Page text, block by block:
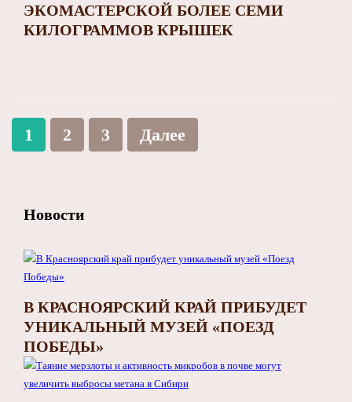
ЭКОМАСТЕРСКОЙ БОЛЕЕ СЕМИ
КИЛОГРАММОВ КРЫШЕК
1 2 3 Далее
Новости
В КРАСНОЯРСКИЙ КРАЙ ПРИБУДЕТ
УНИКАЛЬНЫЙ МУЗЕЙ «ПОЕЗД
ПОБЕДЫ»